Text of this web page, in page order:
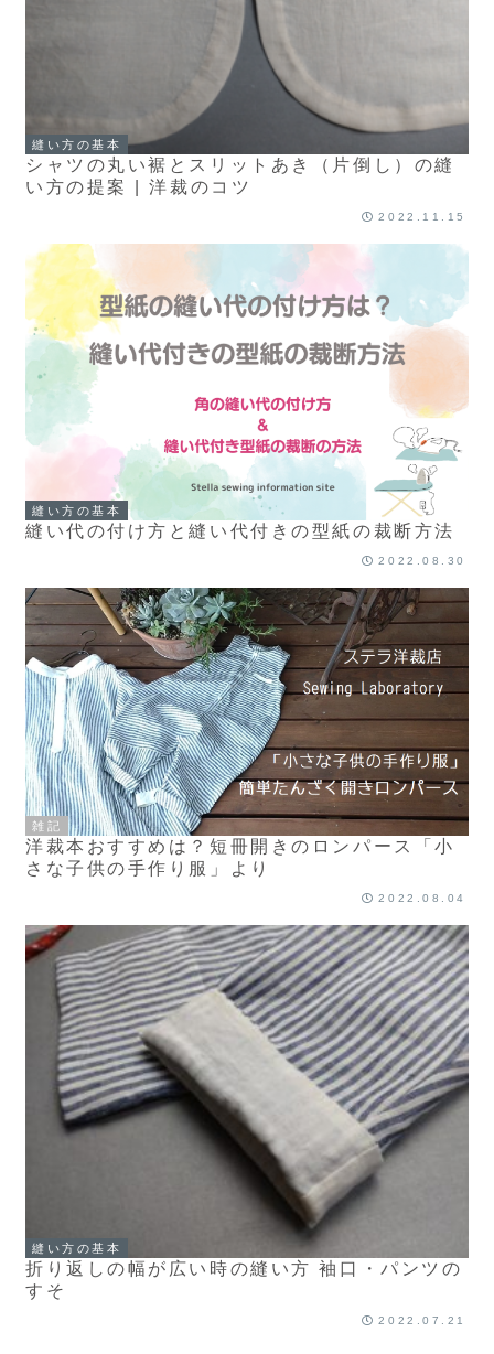
縫い方の基本
シャツの丸い裾とスリットあき（片倒し）の縫
い方の提案 | 洋裁のコツ
2022.11.15
縫い方の基本
縫い代の付け方と縫い代付きの型紙の裁断方法
2022.08.30
雑記
洋裁本おすすめは？短冊開きのロンパース「小
さな子供の手作り服」より
2022.08.04
縫い方の基本
折り返しの幅が広い時の縫い方 袖口・パンツの
すそ
2022.07.21